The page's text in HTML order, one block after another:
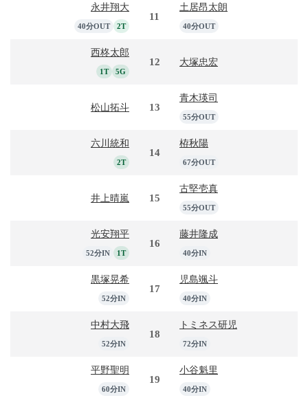
永井翔大
40分OUT 2T
11
土居昂太朗
40分OUT
西柊太郎
1T 5G
12 大塚忠宏
松山拓斗 13
青木瑛司
55分OUT
六川統和
2T
14
栫秋陽
67分OUT
井上晴嵐 15
古堅壱真
55分OUT
光安翔平
52分IN 1T
16
藤井隆成
40分IN
黒塚晃希
52分IN
17
児島颯斗
40分IN
中村大飛
52分IN
18
トミネス研児
72分IN
平野聖明
60分IN
19
小谷魁里
40分IN